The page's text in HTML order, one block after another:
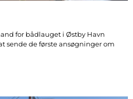
for bådlauget i Østby Havn
sende de første ansøgninger om